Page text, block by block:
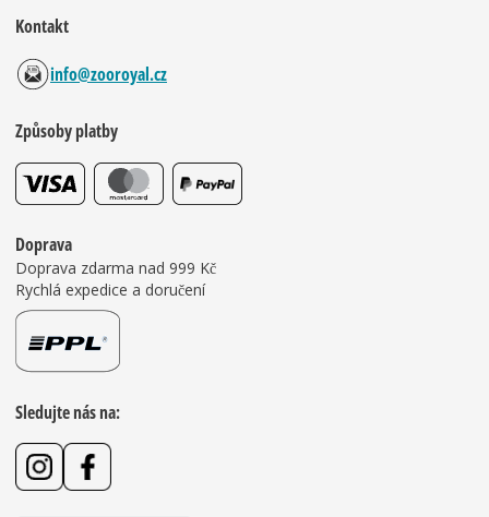
Kontakt
info@zooroyal.cz
Způsoby platby
Doprava
Doprava zdarma nad 999 Kč
Rychlá expedice a doručení
Sledujte nás na: